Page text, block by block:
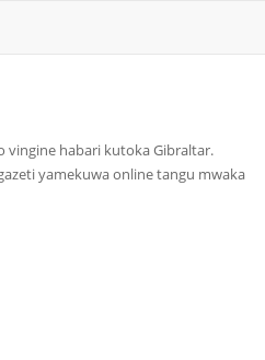
vingine habari kutoka Gibraltar.
yamekuwa online tangu mwaka